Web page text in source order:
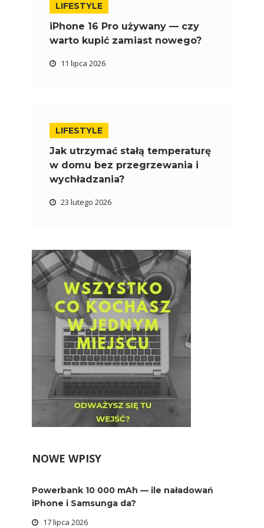
LIFESTYLE
iPhone 16 Pro używany — czy
warto kupić zamiast nowego?
11 lipca 2026
LIFESTYLE
Jak utrzymać stałą temperaturę
w domu bez przegrzewania i
wychładzania?
23 lutego 2026
NOWE WPISY
Powerbank 10 000 mAh — ile naładowań
iPhone i Samsunga da?
17 lipca 2026